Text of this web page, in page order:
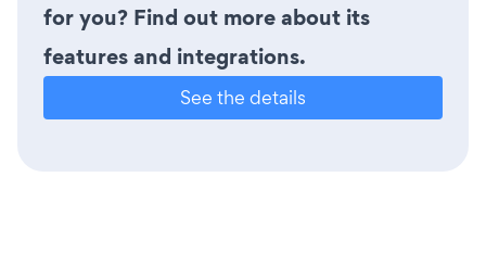
for you? Find out more about its
features and integrations.
See the details